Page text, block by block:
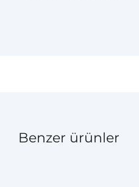
Benzer ürünler